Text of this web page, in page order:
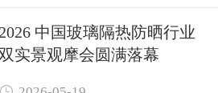
2026 中国玻璃隔热防晒行业
双实景观摩会圆满落幕